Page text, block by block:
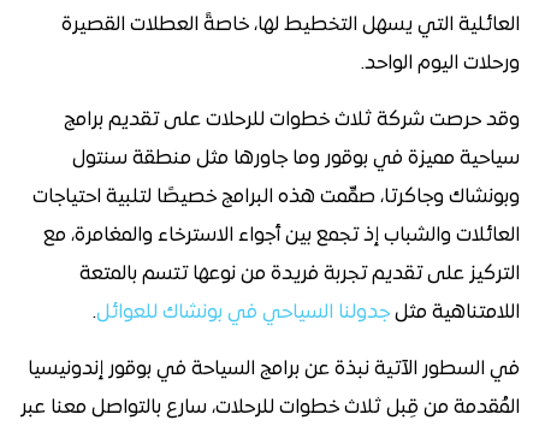
العائلية التي يسهل التخطيط لها، خاصةً العطلات القصيرة
ورحلات اليوم الواحد.
وقد حرصت شركة ثلاث خطوات للرحلات على تقديم برامج
سياحية مميزة في بوقور وما جاورها مثل منطقة سنتول
وبونشاك وجاكرتا، صمِّمت هذه البرامج خصيصًا لتلبية احتياجات
العائلات والشباب إذ تجمع بين أجواء الاسترخاء والمغامرة، مع
التركيز على تقديم تجربة فريدة من نوعها تتسم بالمتعة
اللامتناهية مثل جدولنا السياحي في بونشاك للعوائل.
في السطور الآتية نبذة عن برامج السياحة في بوقور إندونيسيا
المُقدمة من قِبل ثلاث خطوات للرحلات، سارع بالتواصل معنا عبر